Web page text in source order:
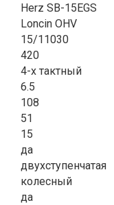
Herz SB-15EGS
Loncin OHV
15/11030
420
4-х тактный
6.5
108
51
15
да
двухступенчатая
колесный
да